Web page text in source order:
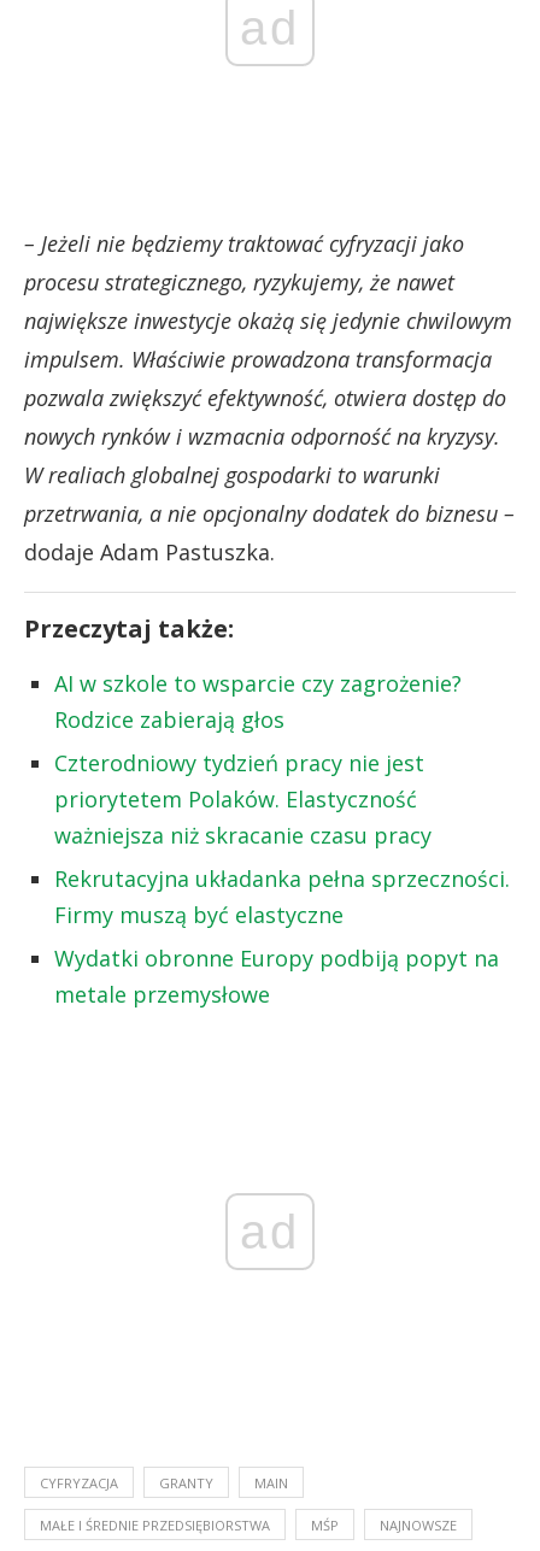
ad
– Jeżeli nie będziemy traktować cyfryzacji jako
procesu strategicznego, ryzykujemy, że nawet
największe inwestycje okażą się jedynie chwilowym
impulsem. Właściwie prowadzona transformacja
pozwala zwiększyć efektywność, otwiera dostęp do
nowych rynków i wzmacnia odporność na kryzysy.
W realiach globalnej gospodarki to warunki
przetrwania, a nie opcjonalny dodatek do biznesu –
dodaje Adam Pastuszka.
Przeczytaj także:
AI w szkole to wsparcie czy zagrożenie?
Rodzice zabierają głos
Czterodniowy tydzień pracy nie jest
priorytetem Polaków. Elastyczność
ważniejsza niż skracanie czasu pracy
Rekrutacyjna układanka pełna sprzeczności.
Firmy muszą być elastyczne
Wydatki obronne Europy podbiją popyt na
metale przemysłowe
ad
CYFRYZACJA GRANTY MAIN
MAŁE I ŚREDNIE PRZEDSIĘBIORSTWA MŚP NAJNOWSZE